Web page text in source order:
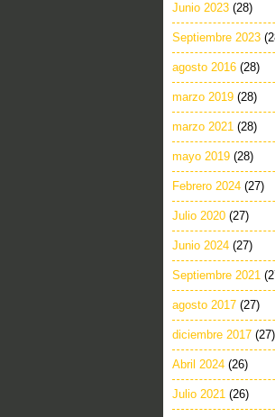
Junio 2023 (28)
Septiembre 2023
agosto 2016 (28)
marzo 2019 (28)
marzo 2021 (28)
mayo 2019 (28)
Febrero 2024 (27)
Julio 2020 (27)
Junio 2024 (27)
Septiembre 2021
agosto 2017 (27)
diciembre 2017 (27)
Abril 2024 (26)
Julio 2021 (26)